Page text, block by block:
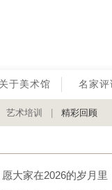
关于美术馆 名家评
艺术培训 精彩回顾
愿大家在2026的岁月里